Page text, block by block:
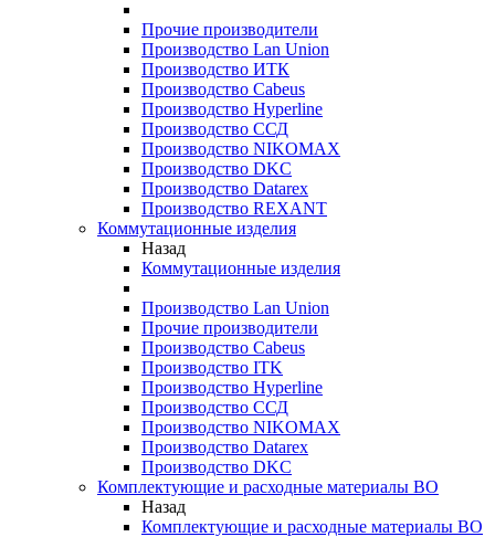
Прочие производители
Производство Lan Union
Производство ИТК
Производство Cabeus
Производство Hyperline
Производство ССД
Производство NIKOMAX
Производство DKC
Производство Datarex
Производство REXANT
Коммутационные изделия
Назад
Коммутационные изделия
Производство Lan Union
Прочие производители
Производство Cabeus
Производство ITK
Производство Hyperline
Производство ССД
Производство NIKOMAX
Производство Datarex
Производство DKC
Комплектующие и расходные материалы ВО
Назад
Комплектующие и расходные материалы ВО